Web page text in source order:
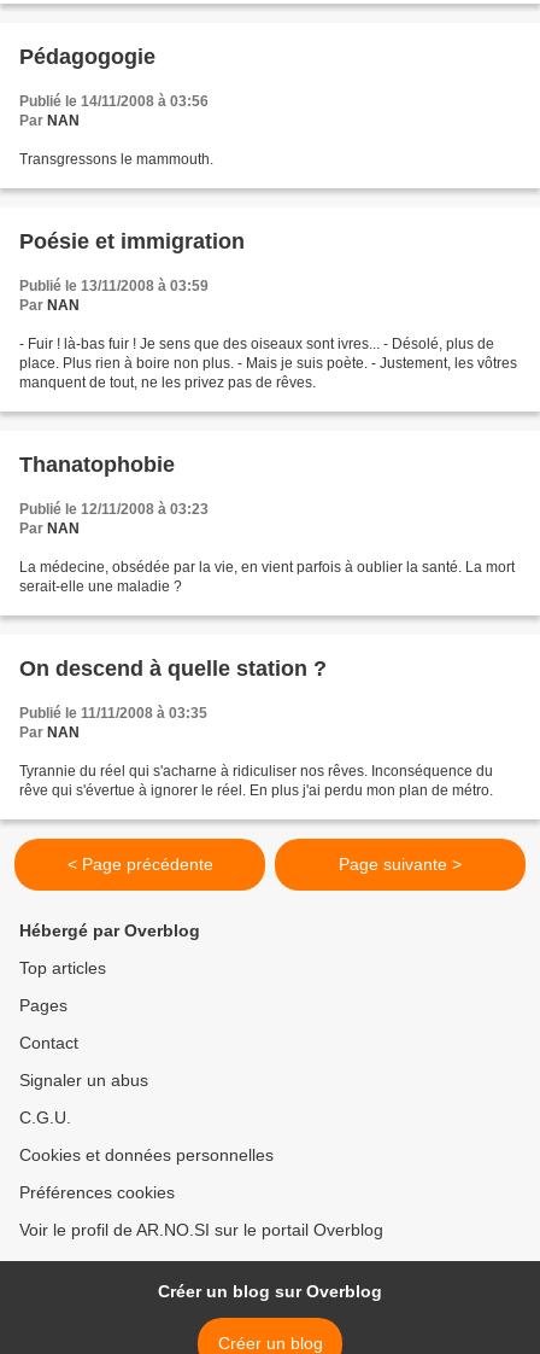
Pédagogogie
Publié le 14/11/2008 à 03:56
Par NAN
Transgressons le mammouth.
Poésie et immigration
Publié le 13/11/2008 à 03:59
Par NAN
- Fuir ! là-bas fuir ! Je sens que des oiseaux sont ivres... - Désolé, plus de
place. Plus rien à boire non plus. - Mais je suis poète. - Justement, les vôtres
manquent de tout, ne les privez pas de rêves.
Thanatophobie
Publié le 12/11/2008 à 03:23
Par NAN
La médecine, obsédée par la vie, en vient parfois à oublier la santé. La mort
serait-elle une maladie ?
On descend à quelle station ?
Publié le 11/11/2008 à 03:35
Par NAN
Tyrannie du réel qui s'acharne à ridiculiser nos rêves. Inconséquence du
rêve qui s'évertue à ignorer le réel. En plus j'ai perdu mon plan de métro.
< Page précédente Page suivante >
Hébergé par Overblog
Top articles
Pages
Contact
Signaler un abus
C.G.U.
Cookies et données personnelles
Préférences cookies
Voir le profil de AR.NO.SI sur le portail Overblog
Créer un blog sur Overblog
Créer un blog